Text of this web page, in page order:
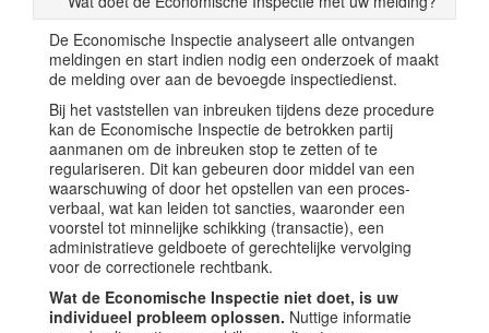
De Economische Inspectie analyseert alle ontvangen
meldingen en start indien nodig een onderzoek of maakt
de melding over aan de bevoegde inspectiedienst.
Bij het vaststellen van inbreuken tijdens deze procedure
kan de Economische Inspectie de betrokken partij
aanmanen om de inbreuken stop te zetten of te
regulariseren. Dit kan gebeuren door middel van een
waarschuwing of door het opstellen van een proces-
verbaal, wat kan leiden tot sancties, waaronder een
voorstel tot minnelijke schikking (transactie), een
administratieve geldboete of gerechtelijke vervolging
voor de correctionele rechtbank.
Wat de Economische Inspectie niet doet, is uw
individueel probleem oplossen. Nuttige informatie